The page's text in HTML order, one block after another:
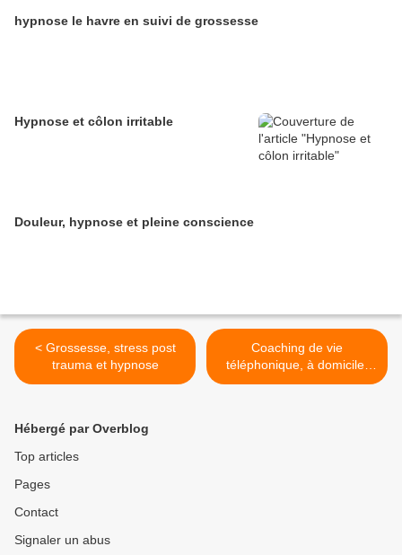
hypnose le havre en suivi de grossesse
Hypnose et côlon irritable
Douleur, hypnose et pleine conscience
< Grossesse, stress post
trauma et hypnose
Coaching de vie
téléphonique, à domicile,
avec un praticien >
Hébergé par Overblog
Top articles
Pages
Contact
Signaler un abus